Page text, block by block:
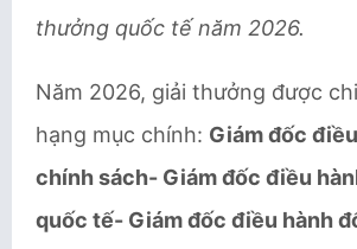
thưởng quốc tế năm 2026.
Năm 2026, giải thưởng được
hạng mục chính: Giám đốc
chính sách- Giám đốc điều
quốc tế- Giám đốc điều hành